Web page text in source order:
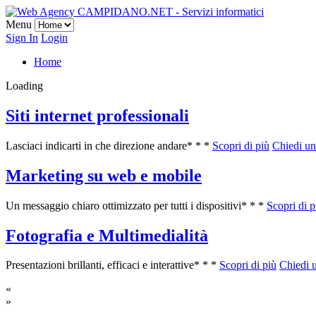
Menu
Sign In Login
Home
Loading
Siti internet professionali
Lasciaci indicarti in che direzione andare* * * Scopri di più Chiedi
Marketing su web e mobile
Un messaggio chiaro ottimizzato per tutti i dispositivi* * * Scopri di
Fotografia e Multimedialità
Presentazioni brillanti, efficaci e interattive* * * Scopri di più Chiedi
«
»